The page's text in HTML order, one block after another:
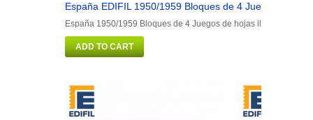
España EDIFIL 1950/1959 Bloques de 4 Juegos de
España 1950/1959 Bloques de 4 Juegos de hojas ilustrado.
ADD TO CART